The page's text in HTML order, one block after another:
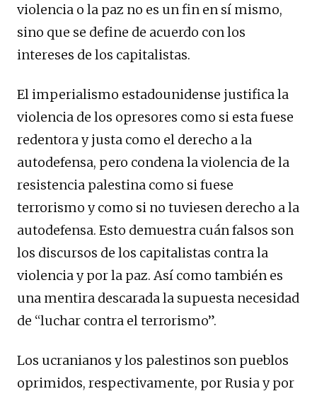
violencia o la paz no es un fin en sí mismo,
sino que se define de acuerdo con los
intereses de los capitalistas.
El imperialismo estadounidense justifica la
violencia de los opresores como si esta fuese
redentora y justa como el derecho a la
autodefensa, pero condena la violencia de la
resistencia palestina como si fuese
terrorismo y como si no tuviesen derecho a la
autodefensa. Esto demuestra cuán falsos son
los discursos de los capitalistas contra la
violencia y por la paz. Así como también es
una mentira descarada la supuesta necesidad
de “luchar contra el terrorismo”.
Los ucranianos y los palestinos son pueblos
oprimidos, respectivamente, por Rusia y por